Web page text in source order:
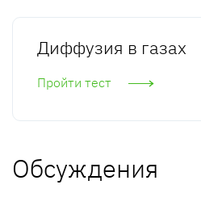
Диффузия в газах
Пройти тест
Обсуждения